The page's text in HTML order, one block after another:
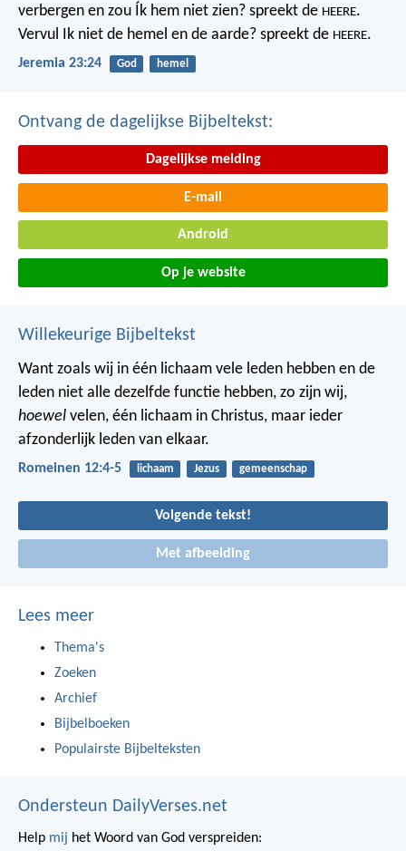
verbergen en zou Ík hem niet zien? spreekt de HEERE.
Vervul Ik niet de hemel en de aarde? spreekt de HEERE.
Jeremia 23:24 God hemel
Ontvang de dagelijkse Bijbeltekst:
Dagelijkse melding
E-mail
Android
Op je website
Willekeurige Bijbeltekst
Want zoals wij in één lichaam vele leden hebben en de
leden niet alle dezelfde functie hebben, zo zijn wij,
hoewel velen, één lichaam in Christus, maar ieder
afzonderlijk leden van elkaar.
Romeinen 12:4-5 lichaam Jezus gemeenschap
Volgende tekst!
Met afbeelding
Lees meer
Thema's
Zoeken
Archief
Bijbelboeken
Populairste Bijbelteksten
Ondersteun DailyVerses.net
Help mij het Woord van God verspreiden: